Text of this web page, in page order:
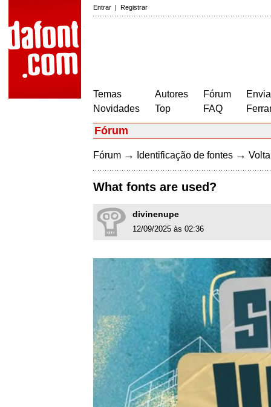
Entrar | Registrar
Temas
Novidades
Autores
Top
Fórum
FAQ
Fórum
Fórum → Identificação de fontes →
What fonts are used?
divinenupe
12/09/2025 às 02:36